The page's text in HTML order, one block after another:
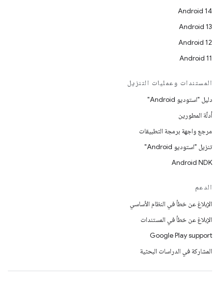
Android 14
Android 13
Android 12
Android 11
المستندات وعمليات التنزيل
دليل "استوديو Android"
أدلّة المطورين
مرجع واجهة برمجة التطبيقات
تنزيل "استوديو Android"
Android NDK
الدعم
الإبلاغ عن خطأ في النظام الأساسي
الإبلاغ عن خطأ في المستندات
Google Play support
المشاركة في الدراسات البحثية